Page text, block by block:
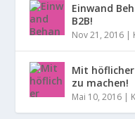
Einwand
B2B!
Nov 21, 2016 |
Mit
zu machen!
Mai 10, 2016 |